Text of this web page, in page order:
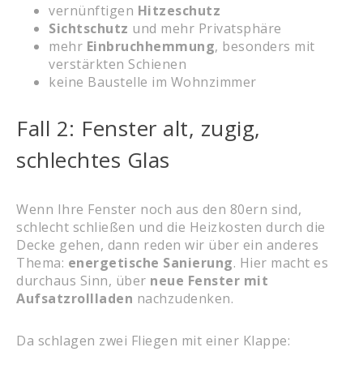
vernünftigen Hitzeschutz
Sichtschutz und mehr Privatsphäre
mehr Einbruchhemmung, besonders mit
verstärkten Schienen
keine Baustelle im Wohnzimmer
Fall 2: Fenster alt, zugig,
schlechtes Glas
Wenn Ihre Fenster noch aus den 80ern sind,
schlecht schließen und die Heizkosten durch die
Decke gehen, dann reden wir über ein anderes
Thema: energetische Sanierung. Hier macht es
durchaus Sinn, über neue Fenster mit
Aufsatzrollladen nachzudenken.
Da schlagen zwei Fliegen mit einer Klappe: